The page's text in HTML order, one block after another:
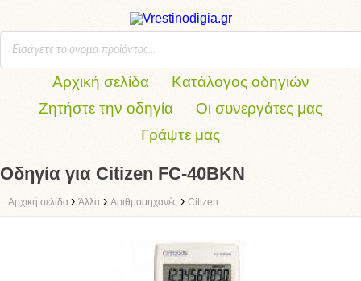
Αρχική σελίδα
Κατάλογος οδηγιών
Ζητήστε την οδηγία
Οι συνεργάτες μας
Γράψτε μας
Οδηγία για Citizen FC-40BKN
Αρχική σελίδα › Άλλα › Αριθμομηχανές › Citizen